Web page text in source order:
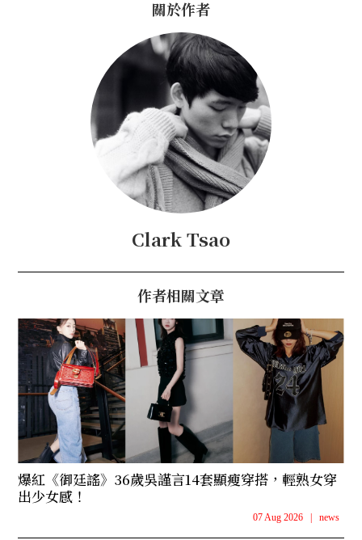
關於作者
Clark Tsao
作者相關文章
爆紅《御廷謠》36歲吳謹言14套顯瘦穿搭，輕熟女穿
出少女感！
07 Aug 2026 | news